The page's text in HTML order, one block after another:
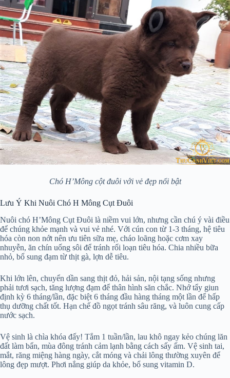
Chó H’Mông cột đuôi với vẻ đẹp nổi bật
Lưu Ý Khi Nuôi Chó H Mông Cụt Đuôi
Nuôi chó H’Mông Cụt Đuôi là niềm vui lớn, nhưng cần chú ý vài điều
để chúng khỏe mạnh và vui vẻ nhé. Với cún con từ 1-3 tháng, hệ tiêu
hóa còn non nớt nên ưu tiên sữa mẹ, cháo loãng hoặc cơm xay
nhuyễn, ăn chín uống sôi để tránh rối loạn tiêu hóa. Chia nhiều bữa
nhỏ, bổ sung đạm từ thịt gà, lợn dễ tiêu.
Khi lớn lên, chuyển dần sang thịt đỏ, hải sản, nội tạng sống nhưng
phải tươi sạch, tăng lượng đạm để thân hình săn chắc. Nhớ tẩy giun
định kỳ 6 tháng/lần, đặc biệt 6 tháng đầu hàng tháng một lần để hấp
thụ dưỡng chất tốt. Hạn chế đồ ngọt tránh sâu răng, và luôn cung cấp
nước sạch.
Vệ sinh là chìa khóa đấy! Tắm 1 tuần/lần, lau khô ngay kẻo chúng lăn
đất làm bẩn, mùa đông tránh cảm lạnh bằng cách sấy ấm. Vệ sinh tai,
mắt, răng miệng hàng ngày, cắt móng và chải lông thường xuyên để
lông đẹp mượt. Phơi nắng giúp da khỏe, bổ sung vitamin D.